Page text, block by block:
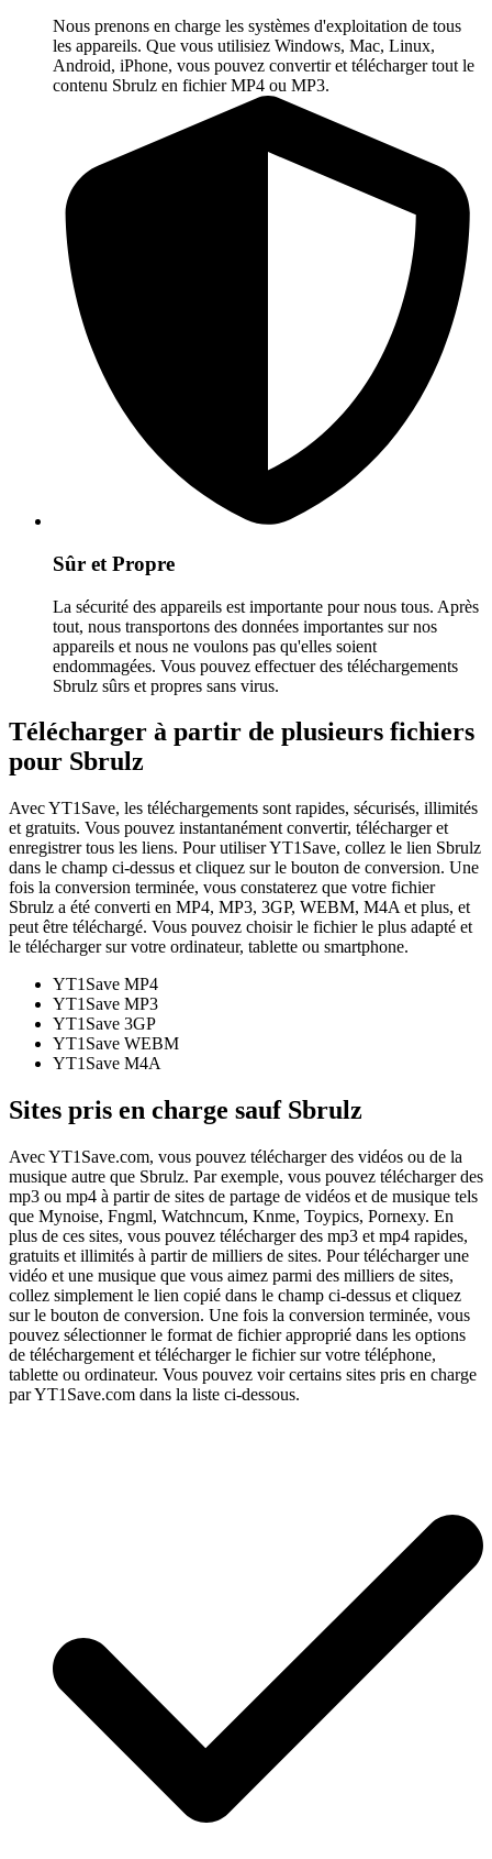
Nous prenons en charge les systèmes d'exploitation de tous
les appareils. Que vous utilisiez Windows, Mac, Linux,
Android, iPhone, vous pouvez convertir et télécharger tout le
contenu Sbrulz en fichier MP4 ou MP3.
Sûr et Propre
La sécurité des appareils est importante pour nous tous. Après
tout, nous transportons des données importantes sur nos
appareils et nous ne voulons pas qu'elles soient
endommagées. Vous pouvez effectuer des téléchargements
Sbrulz sûrs et propres sans virus.
Télécharger à partir de plusieurs fichiers
pour Sbrulz
Avec YT1Save, les téléchargements sont rapides, sécurisés, illimités
et gratuits. Vous pouvez instantanément convertir, télécharger et
enregistrer tous les liens. Pour utiliser YT1Save, collez le lien Sbrulz
dans le champ ci-dessus et cliquez sur le bouton de conversion. Une
fois la conversion terminée, vous constaterez que votre fichier
Sbrulz a été converti en MP4, MP3, 3GP, WEBM, M4A et plus, et
peut être téléchargé. Vous pouvez choisir le fichier le plus adapté et
le télécharger sur votre ordinateur, tablette ou smartphone.
YT1Save MP4
YT1Save MP3
YT1Save 3GP
YT1Save WEBM
YT1Save M4A
Sites pris en charge sauf Sbrulz
Avec YT1Save.com, vous pouvez télécharger des vidéos ou de la
musique autre que Sbrulz. Par exemple, vous pouvez télécharger des
mp3 ou mp4 à partir de sites de partage de vidéos et de musique tels
que Mynoise, Fngml, Watchncum, Knme, Toypics, Pornexy. En
plus de ces sites, vous pouvez télécharger des mp3 et mp4 rapides,
gratuits et illimités à partir de milliers de sites. Pour télécharger une
vidéo et une musique que vous aimez parmi des milliers de sites,
collez simplement le lien copié dans le champ ci-dessus et cliquez
sur le bouton de conversion. Une fois la conversion terminée, vous
pouvez sélectionner le format de fichier approprié dans les options
de téléchargement et télécharger le fichier sur votre téléphone,
tablette ou ordinateur. Vous pouvez voir certains sites pris en charge
par YT1Save.com dans la liste ci-dessous.